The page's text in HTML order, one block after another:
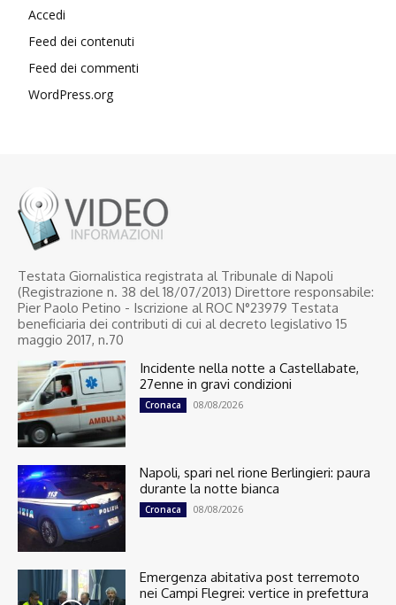
Accedi
Feed dei contenuti
Feed dei commenti
WordPress.org
Testata Giornalistica registrata al Tribunale di Napoli
(Registrazione n. 38 del 18/07/2013) Direttore responsabile:
Pier Paolo Petino - Iscrizione al ROC N°23979 Testata
beneficiaria dei contributi di cui al decreto legislativo 15
maggio 2017, n.70
Incidente nella notte a Castellabate,
27enne in gravi condizioni
Cronaca 08/08/2026
Napoli, spari nel rione Berlingieri: paura
durante la notte bianca
Cronaca 08/08/2026
Emergenza abitativa post terremoto
nei Campi Flegrei: vertice in prefettura